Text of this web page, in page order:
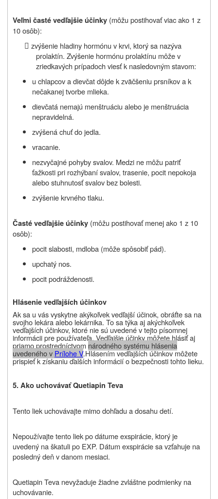
Veľmi časté vedľajšie účinky (môžu postihovať viac ako 1 z
10 osôb):
 zvýšenie hladiny hormónu v krvi, ktorý sa nazýva
prolaktín. Zvýšenie hormónu prolaktínu môže v
zriedkavých prípadoch viesť k nasledovným stavom:
u chlapcov a dievčat dôjde k zväčšeniu prsníkov a k
nečakanej tvorbe mlieka.
dievčatá nemajú menštruáciu alebo je menštruácia
nepravidelná.
zvýšená chuť do jedla.
vracanie.
nezvyčajné pohyby svalov. Medzi ne môžu patriť
ťažkosti pri rozhýbaní svalov, trasenie, pocit nepokoja
alebo stuhnutosť svalov bez bolesti.
zvýšenie krvného tlaku.
Časté vedľajšie účinky (môžu postihovať menej ako 1 z 10
osôb):
pocit slabosti, mdloba (môže spôsobiť pád).
upchatý nos.
pocit podráždenosti.
Hlásenie vedľajších účinkov
Ak sa u vás vyskytne akýkoľvek vedľajší účinok, obráťte sa na
svojho lekára alebo lekárnika. To sa týka aj akýchkoľvek
vedľajších účinkov, ktoré nie sú uvedené v tejto písomnej
informácii pre používateľa. Vedľajšie účinky môžete hlásiť aj
priamo prostredníctvom národného systému hlásenia
uvedeného v Prílohe V.Hlásením vedľajších účinkov môžete
prispieť k získaniu ďalších informácií o bezpečnosti tohto lieku.
5. Ako uchovávať Quetiapin Teva
Tento liek uchovávajte mimo dohľadu a dosahu detí.
Nepoužívajte tento liek po dátume exspirácie, ktorý je
uvedený na škatuli po EXP. Dátum exspirácie sa vzťahuje na
posledný deň v danom mesiaci.
Quetiapin Teva nevyžaduje žiadne zvláštne podmienky na
uchovávanie.